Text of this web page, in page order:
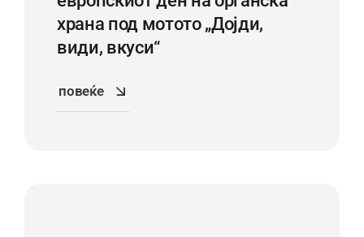
храна под мотото „Дојди,
види, вкуси“
повеќе